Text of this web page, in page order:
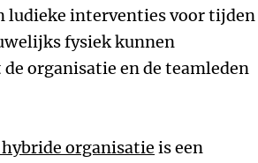
ludieke interventies voor tijden
fysiek kunnen
organisatie en de teamleden
organisatie is een